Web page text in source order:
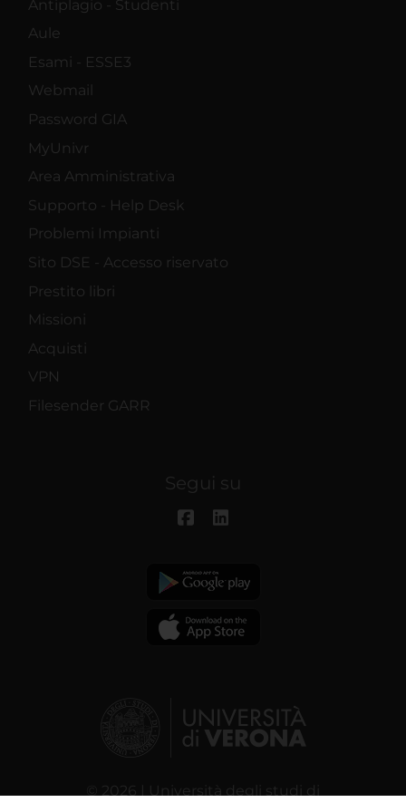
Antiplagio - Studenti
Aule
Esami - ESSE3
Webmail
Password GIA
MyUnivr
Area Amministrativa
Supporto - Help Desk
Problemi Impianti
Sito DSE - Accesso riservato
Prestito libri
Missioni
Acquisti
VPN
Filesender GARR
Segui su
© 2026 | Università degli studi di